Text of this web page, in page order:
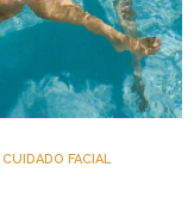
CUIDADO FACIAL